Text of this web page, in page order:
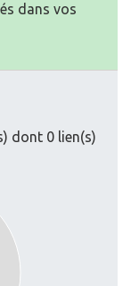
dans vos
dont 0 lien(s)